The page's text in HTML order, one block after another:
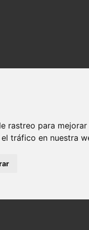
rastreo para
tráfico en nuestra